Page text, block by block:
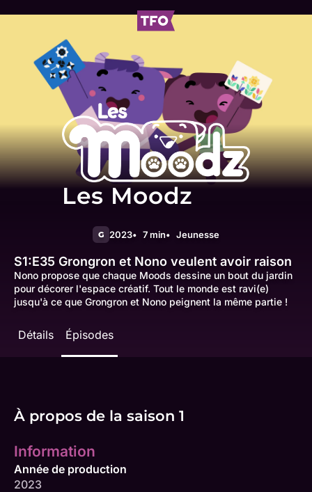
Les Moodz
G 2023 7 min Jeunesse
S1:E35 Grongron et Nono veulent avoir raison
Nono propose que chaque Moods dessine un bout du jardin
pour décorer l'espace créatif. Tout le monde est ravi(e)
jusqu'à ce que Grongron et Nono peignent la même partie !
Détails Épisodes
À propos de la saison 1
Information
Année de production
2023